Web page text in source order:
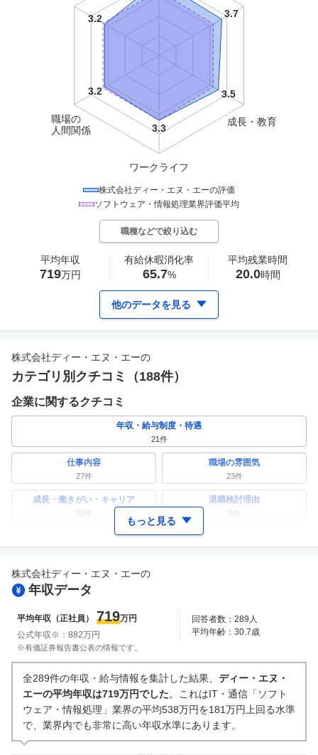
成長・教育
ワークライフ
職場の
人間関係
株式会社ディー・エヌ・エーの評価
ソフトウェア・情報処理業界評価平均
職種などで絞り込む
平均年収
719万円
有給休暇消化率
65.7%
平均残業時間
20.0時間
他のデータを見る
株式会社ディー・エヌ・エーの
カテゴリ別クチコミ（188件）
企業に関するクチコミ
年収・給与制度・待遇
21件
仕事内容
27件
職場の雰囲気
23件
成長・働きがい・キャリア
20件
退職検討理由
9件
ワークライフバランス 女性の活躍・働きやすさ
副業
7件
人事・評価制度
7件 11件
企業の選考に関するクチコミ
中途採用面接・選考
件
新卒採用面接・選考
件
もっと見る
株式会社ディー・エヌ・エーの
年収データ
平均年収（正社員） 719万円
公式年収※： 882万円
回答者数：289 人
平均年齢：30.7歳
※有価証券報告書公表の情報です。
全289件の年収・給与情報を集計した結果、 ディー・エヌ・
エーの平均年収は719万円でした。これはIT・通信「ソフト
ウェア・情報処理」業界の平均538万円を181万円上回る水準
で、業界内でも非常に高い年収水準にあります。